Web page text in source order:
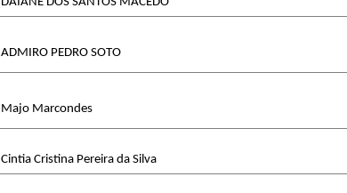
ADMIRO PEDRO SOTO
Majo Marcondes
Cintia Cristina Pereira da Silva